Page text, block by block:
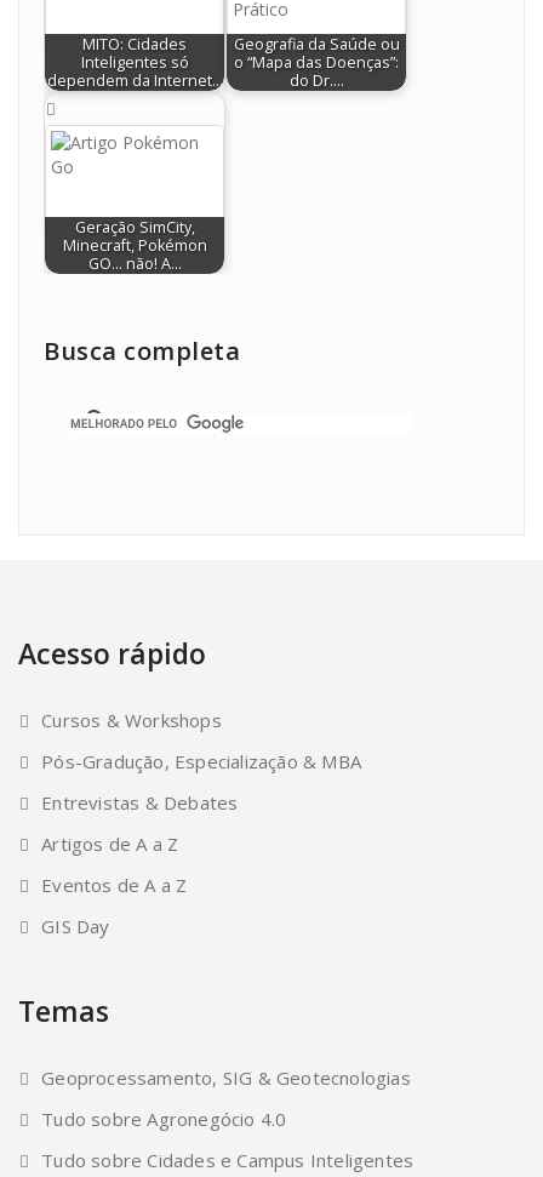
MITO: Cidades
Inteligentes só
dependem da Internet…
Geografia da Saúde ou
o “Mapa das Doenças”:
do Dr.…
Geração SimCity,
Minecraft, Pokémon
GO… não! A…
Busca completa
Acesso rápido
Cursos & Workshops
Pós-Gradução, Especialização & MBA
Entrevistas & Debates
Artigos de A a Z
Eventos de A a Z
GIS Day
Temas
Geoprocessamento, SIG & Geotecnologias
Tudo sobre Agronegócio 4.0
Tudo sobre Cidades e Campus Inteligentes